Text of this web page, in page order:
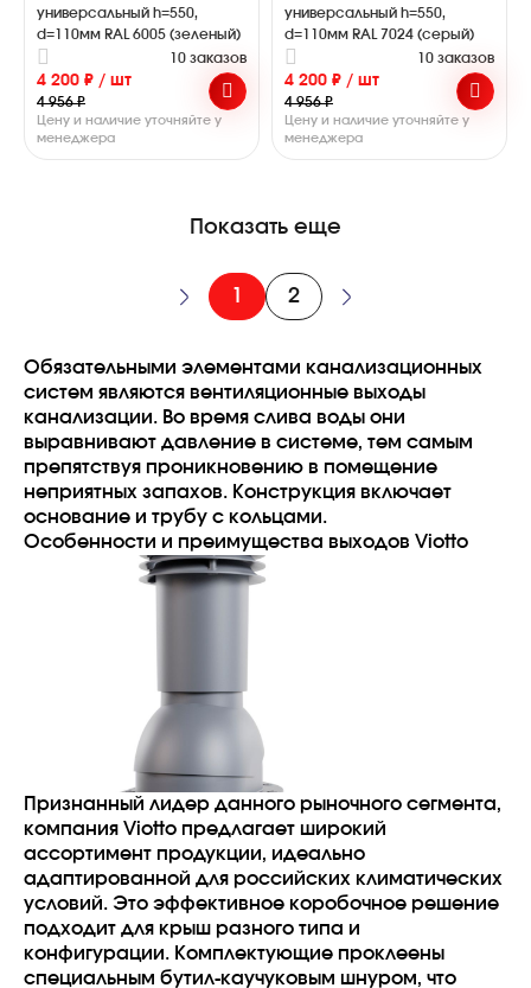
универсальный h=550,
d=110мм RAL 6005 (зеленый)
10 заказов
4 200 ₽ / шт
4 956 ₽
Цену и наличие уточняйте у
менеджера
универсальный h=550,
d=110мм RAL 7024 (серый)
10 заказов
4 200 ₽ / шт
4 956 ₽
Цену и наличие уточняйте у
менеджера
Показать еще
1 2
Обязательными элементами канализационных
систем являются вентиляционные выходы
канализации. Во время слива воды они
выравнивают давление в системе, тем самым
препятствуя проникновению в помещение
неприятных запахов. Конструкция включает
основание и трубу с кольцами.
Особенности и преимущества выходов Viotto
Признанный лидер данного рыночного сегмента,
компания Viotto предлагает широкий
ассортимент продукции, идеально
адаптированной для российских климатических
условий. Это эффективное коробочное решение
подходит для крыш разного типа и
конфигурации. Комплектующие проклеены
специальным бутил-каучуковым шнуром, что